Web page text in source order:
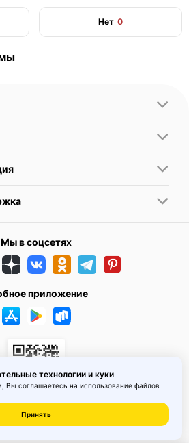
Нет 0
Мы в соцсетях
дизайнерских товаров со всего
заводов. Все права защищены.
приложение
технологии и куки
Вы соглашаетесь на использование файлов
Принять